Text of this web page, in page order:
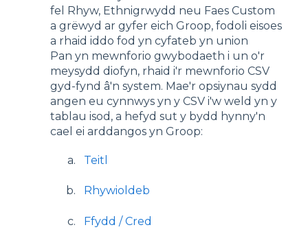
fel Rhyw, Ethnigrwydd neu Faes Custom
a grëwyd ar gyfer eich Groop, fodoli eisoes
a rhaid iddo fod yn cyfateb yn union
Pan yn mewnforio gwybodaeth i un o'r
meysydd diofyn, rhaid i'r mewnforio CSV
gyd-fynd â'n system. Mae'r opsiynau sydd
angen eu cynnwys yn y CSV i'w weld yn y
tablau isod, a hefyd sut y bydd hynny'n
cael ei arddangos yn Groop:
Teitl
Rhywioldeb
Ffydd / Cred